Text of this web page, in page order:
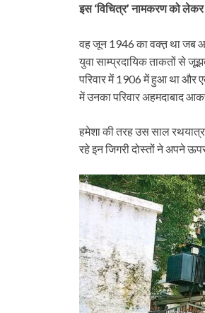
इस ‘विचित्र’ नामकरण को लेकर
वह जून 1946 का वक्त़ था जब
युवा साम्प्रदायिक ताकतों से
परिवार में 1906 में हुआ था और
में उनका परिवार अहमदाबाद
हमेशा की तरह उस साल
रहे इन जिगरी दोस्तों ने अपने